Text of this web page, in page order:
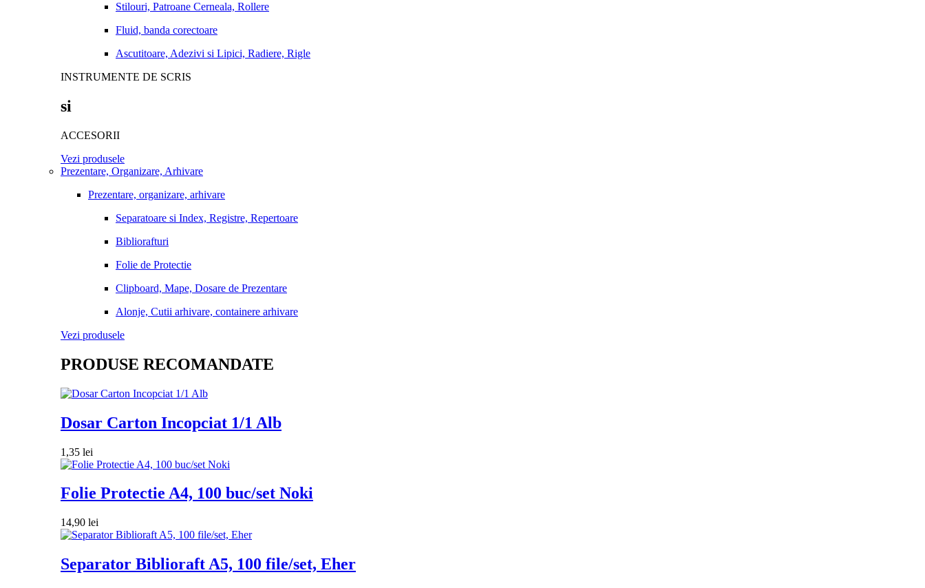
Stilouri, Patroane Cerneala, Rollere
Fluid, banda corectoare
Ascutitoare, Adezivi si Lipici, Radiere, Rigle
INSTRUMENTE DE SCRIS
si
ACCESORII
Vezi produsele
Prezentare, Organizare, Arhivare
Prezentare, organizare, arhivare
Separatoare si Index, Registre, Repertoare
Bibliorafturi
Folie de Protectie
Clipboard, Mape, Dosare de Prezentare
Alonje, Cutii arhivare, containere arhivare
Vezi produsele
PRODUSE RECOMANDATE
Dosar Carton Incopciat 1/1 Alb
1,35 lei
Folie Protectie A4, 100 buc/set Noki
14,90 lei
Separator Biblioraft A5, 100 file/set, Eher